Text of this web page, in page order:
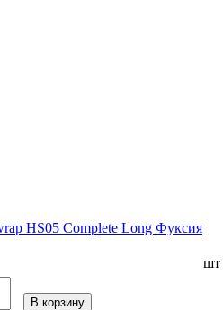
HS05 Complete Long Фуксия
шт
В корзину